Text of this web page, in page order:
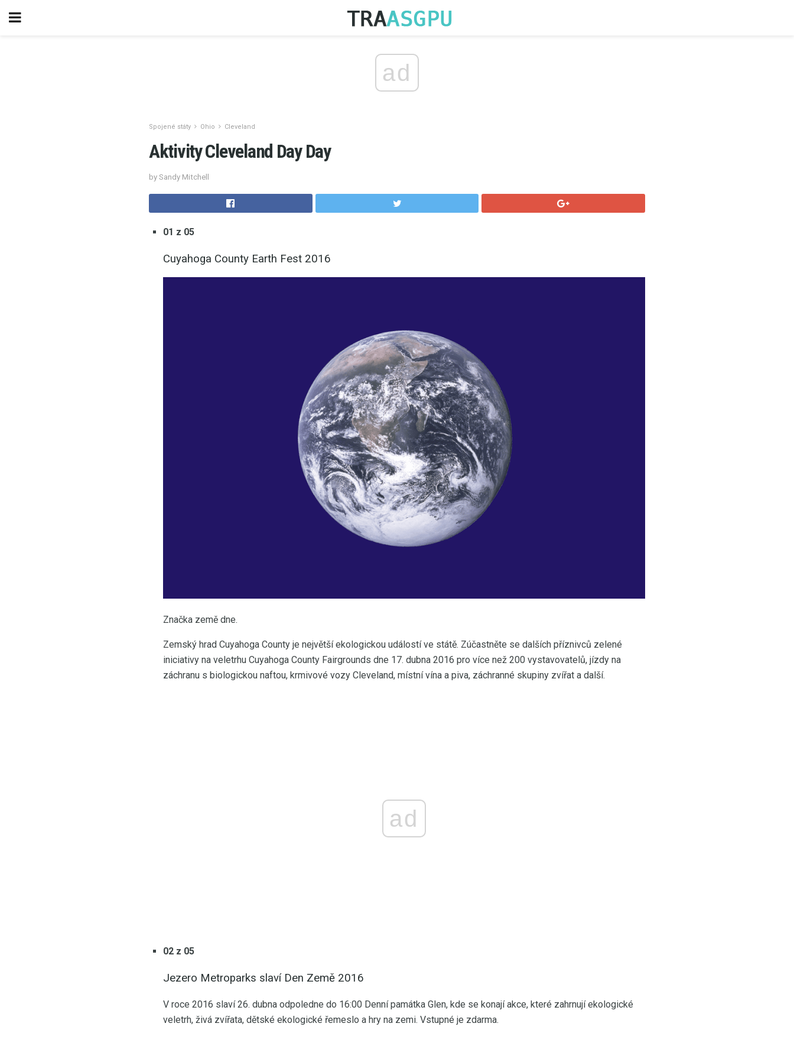
ad
Spojené státy Ohio Cleveland
Aktivity Cleveland Day Day
by Sandy Mitchell
01 z 05
Cuyahoga County Earth Fest 2016
Značka země dne.
Zemský hrad Cuyahoga County je největší ekologickou událostí ve státě. Zúčastněte se dalších příznivců zelené
iniciativy na veletrhu Cuyahoga County Fairgrounds dne 17. dubna 2016 pro více než 200 vystavovatelů, jízdy na
záchranu s biologickou naftou, krmivové vozy Cleveland, místní vína a piva, záchranné skupiny zvířat a další.
ad
02 z 05
Jezero Metroparks slaví Den Země 2016
V roce 2016 slaví 26. dubna odpoledne do 16:00 Denní památka Glen, kde se konají akce, které zahrnují ekologické
veletrh, živá zvířata, dětské ekologické řemeslo a hry na zemi. Vstupné je zdarma.